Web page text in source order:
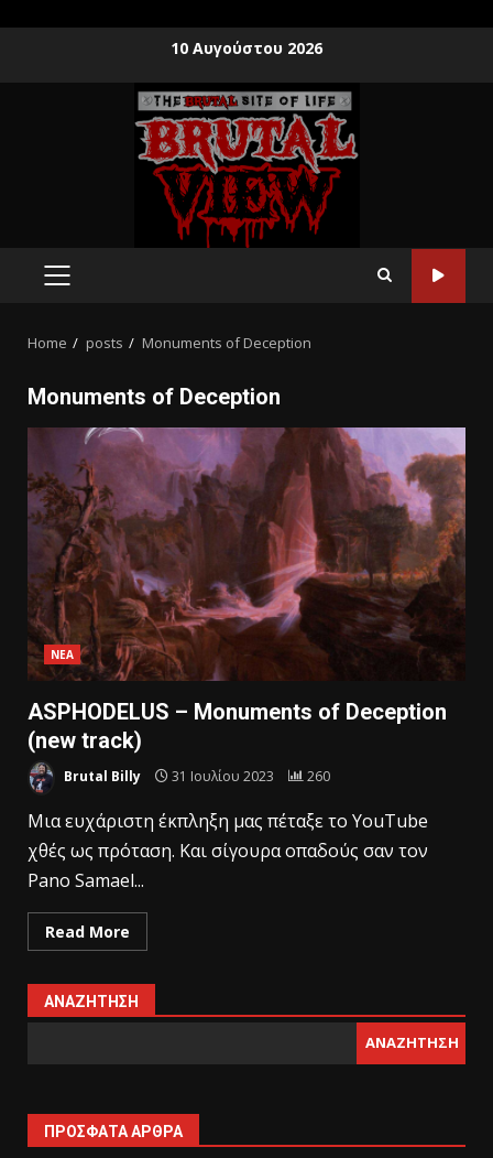
10 Αυγούστου 2026
Home posts Monuments of Deception
Monuments of Deception
ΝΕΑ
ASPHODELUS – Monuments of Deception
(new track)
Brutal Billy 31 Ιουλίου 2023 260
Mια ευχάριστη έκπληξη μας πέταξε το YouTube
χθές ως πρόταση. Και σίγουρα οπαδούς σαν τον
Pano Samael...
Read More
ΑΝΑΖΉΤΗΣΗ
ΑΝΑΖΉΤΗΣΗ
ΠΡΌΣΦΑΤΑ ΆΡΘΡΑ